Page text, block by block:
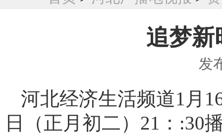
追梦新
发
河北经济生活频道1月
日（正月初二）21：:30